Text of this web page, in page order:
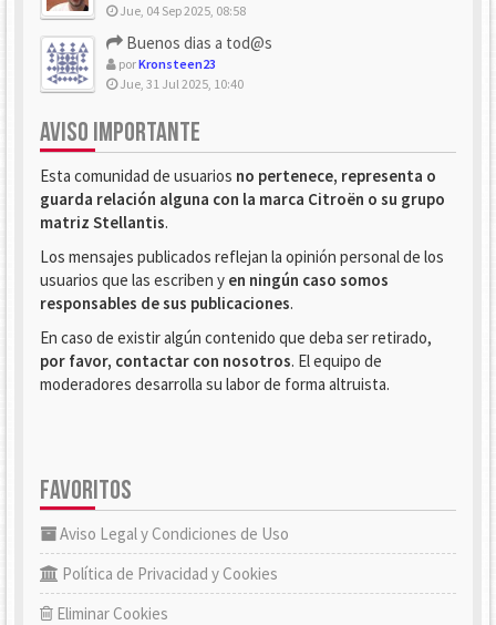
Jue, 04 Sep 2025, 08:58
Buenos dias a tod@s
porKronsteen23
Jue, 31 Jul 2025, 10:40
AVISO IMPORTANTE
Esta comunidad de usuarios no pertenece, representa o
guarda relación alguna con la marca Citroën o su grupo
matriz Stellantis.
Los mensajes publicados reflejan la opinión personal de los
usuarios que las escriben y en ningún caso somos
responsables de sus publicaciones.
En caso de existir algún contenido que deba ser retirado,
por favor, contactar con nosotros. El equipo de
moderadores desarrolla su labor de forma altruista.
FAVORITOS
Aviso Legal y Condiciones de Uso
Política de Privacidad y Cookies
Eliminar Cookies